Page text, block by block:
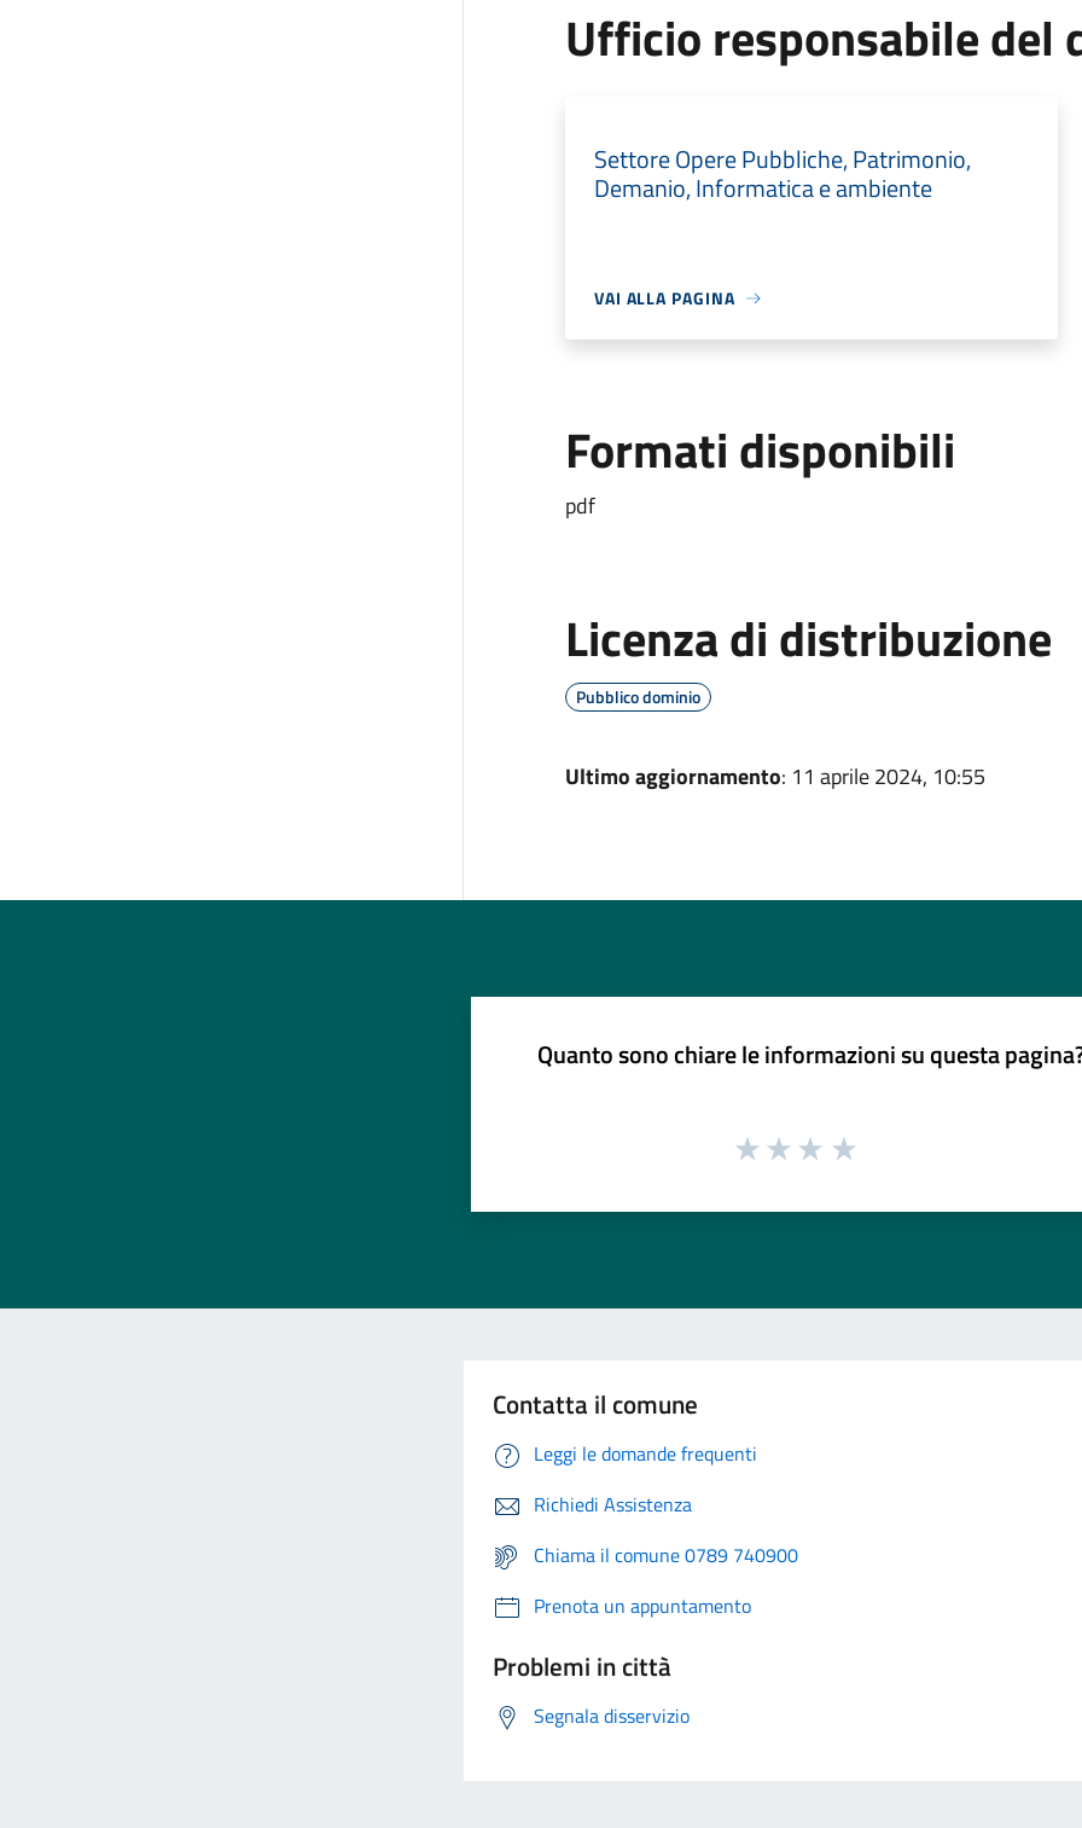
Ufficio responsabile del
Settore Opere Pubbliche, Patrimonio,
Demanio, Informatica e ambiente
VAI ALLA PAGINA
Formati disponibili
pdf
Licenza di distribuzione
Pubblico dominio
Ultimo aggiornamento: 11 aprile 2024, 10:55
Quanto sono chiare le informazioni su questa
Contatta il comune
Leggi le domande frequenti
Richiedi Assistenza
Chiama il comune 0789 740900
Prenota un appuntamento
Problemi in città
Segnala disservizio